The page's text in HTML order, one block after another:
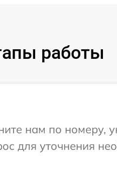
работы
нам по номеру,
для уточнения